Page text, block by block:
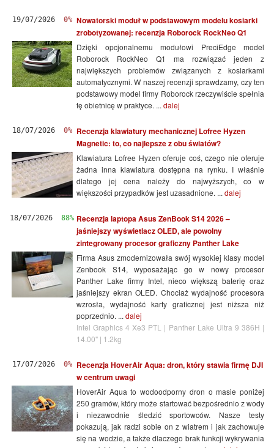
19/07/2026 0% Nowatorski moduł w podstawowym modelu kosiarki
zrobotyzowanej: recenzja Roborock RockNeo Q1
Dzięki opcjonalnemu modułowi PreciEdge model
Roborock RockNeo Q1 ma rozwiązać jeden z
największych problemów związanych z kosiarkami
automatycznymi. W naszej recenzji sprawdzamy, czy ten
podstawowy model firmy Roborock rzeczywiście spełnia
tę obietnicę w praktyce. ... dalej
18/07/2026 0%
Recenzja klawiatury mechanicznej Lofree Hyzen
Magnetic: to, co najlepsze z obu światów?
Klawiatura Lofree Hyzen oferuje coś, czego nie oferuje
żadna inna klawiatura dostępna na rynku. I właśnie
dlatego jej cena należy do najwyższych, co w
większości przypadków jest uzasadnione. ... dalej
18/07/2026 88% Recenzja laptopa Asus ZenBook S14 2026 –
jaśniejszy wyświetlacz OLED, ale powolny
zintegrowany procesor graficzny Panther Lake
Firma Asus zmodernizowała swój wysokiej klasy model
Zenbook S14, wyposażając go w nowy procesor
Panther Lake firmy Intel, nieco większą baterię oraz
jaśniejszy ekran OLED. Chociaż wydajność procesora
wzrosła, wydajność karty graficznej jest niższa niż
poprzednio. ... dalej
Intel Graphics 4 Xe3 PTL | Panther Lake Ultra 9 386H |
14.00" | 1.2kg
17/07/2026 0%
Recenzja HoverAir Aqua: dron, który stawia firmę DJI
w centrum uwagi
HoverAir Aqua to wodoodporny dron o masie poniżej
250 gramów, który może startować bezpośrednio z wody
i niezawodnie śledzić sportowców. Nasze testy
pokazują, jak radzi sobie on z wiatrem i jak zachowuje
się na wodzie, a także dlaczego brak funkcji wykrywania